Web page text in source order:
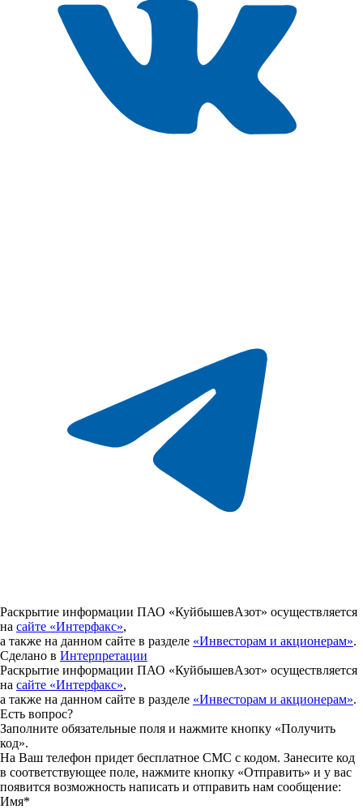
Раскрытие информации ПАО «КуйбышевАзот» осуществляется
на сайте «Интерфакс»,
а также на данном сайте в разделе «Инвесторам и акционерам».
Сделано в Интерпретации
Раскрытие информации ПАО «КуйбышевАзот» осуществляется
на сайте «Интерфакс»,
а также на данном сайте в разделе «Инвесторам и акционерам».
Есть вопрос?
Заполните обязательные поля и нажмите кнопку «Получить
код».
На Ваш телефон придет бесплатное СМС с кодом. Занесите код
в соответствующее поле, нажмите кнопку «Отправить» и у вас
появится возможность написать и отправить нам сообщение:
Имя*